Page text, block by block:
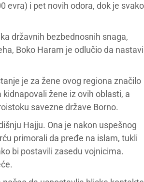
evra) i pet novih odora, dok je svako
državnih bezbednosnih snaga,
Boko Haram je odlučio da nastavi
je za žene ovog regiona značilo
žene iz ovih oblasti, a
savezne države Borno.
Hajju. Ona je nakon uspešnog
primorali da pređe na islam, tukli
bi postavili zasedu vojnicima.